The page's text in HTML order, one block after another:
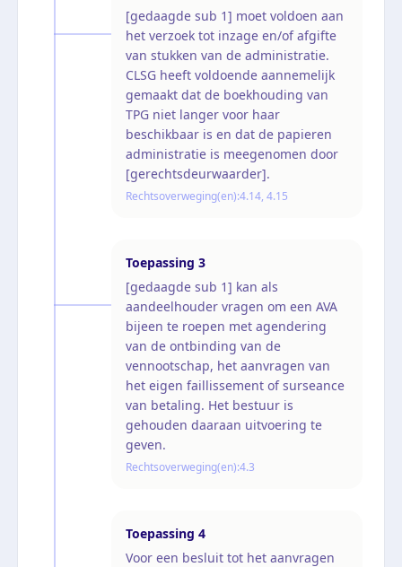
[gedaagde sub 1] moet voldoen aan
het verzoek tot inzage en/of afgifte
van stukken van de administratie.
CLSG heeft voldoende aannemelijk
gemaakt dat de boekhouding van
TPG niet langer voor haar
beschikbaar is en dat de papieren
administratie is meegenomen door
[gerechtsdeurwaarder].
Rechtsoverweging(en):4.14, 4.15
Toepassing 3
[gedaagde sub 1] kan als
aandeelhouder vragen om een AVA
bijeen te roepen met agendering
van de ontbinding van de
vennootschap, het aanvragen van
het eigen faillissement of surseance
van betaling. Het bestuur is
gehouden daaraan uitvoering te
geven.
Rechtsoverweging(en):4.3
Toepassing 4
Voor een besluit tot het aanvragen